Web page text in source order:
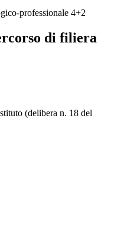
professionale 4+2
di filiera
(delibera n. 18 del